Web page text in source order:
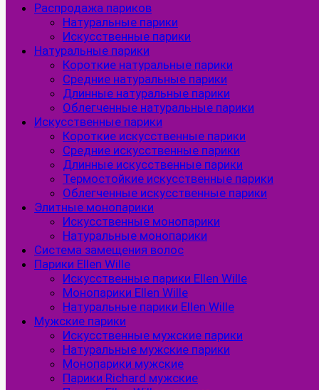
Распродажа париков
Натуральные парики
Искусственные парики
Натуральные парики
Короткие натуральные парики
Средние натуральные парики
Длинные натуральные парики
Облегченные натуральные парики
Искусственные парики
Короткие искусственные парики
Средние искусственные парики
Длинные искусственные парики
Термостойкие искусственные парики
Облегченные искусственные парики
Элитные монопарики
Искусственные монопарики
Натуральные монопарики
Система замещения волос
Парики Ellen Wille
Искусственные парики Ellen Wille
Монопарики Ellen Wille
Натуральные парики Ellen Wille
Мужские парики
Искусственные мужские парики
Натуральные мужские парики
Монопарики мужские
Парики Richard мужские